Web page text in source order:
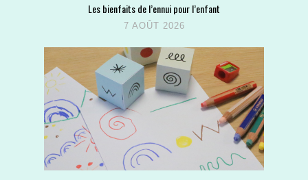
Les bienfaits de l’ennui pour l’enfant
7 AOÛT 2026